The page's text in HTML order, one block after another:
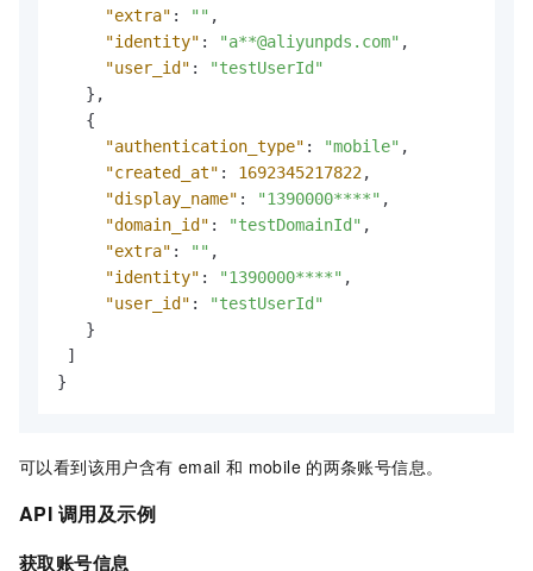
"extra" : "" ,
"identity" : "a**@aliyunpds.com" ,
"user_id" :
"testUserId"
} ,
{
"authentication_type" : "mobile" ,
"created_at" : 1692345217822,
"display_name" : "1390000****" ,
"domain_id" : "testDomainId" ,
"extra" : "" ,
"identity" : "1390000****" ,
"user_id" :
"testUserId"
}
]
}
可以看到该用户含有 email 和 mobile 的两条账号信息。
API 调用及示例
获取账号信息